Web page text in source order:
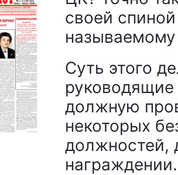
своей
Суть этого
должную
некоторых
должностей,
награждении.